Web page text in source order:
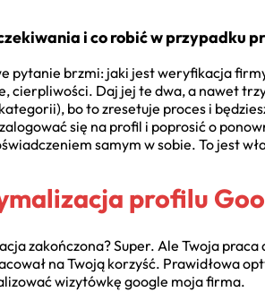
i co robić w przypadku
pytanie brzmi: jaki jest weryfikacja
cierpliwości. Daj jej te dwa, a nawet
bo to zresetuje proces i
się na profil i poprosić o
samym w sobie. To jest
profilu
zakończona? Super. Ale Twoja praca
na Twoją korzyść. Prawidłowa
wizytówkę google moja firma.